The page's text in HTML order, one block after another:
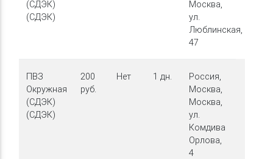
(СДЭК)
(СДЭК)
Москва,
ул.
Люблинская,
47
ПВЗ
Окружная
(СДЭК)
(СДЭК)
200
руб.
Нет 1 дн.
Россия,
Москва,
Москва,
ул.
Комдива
Орлова,
4